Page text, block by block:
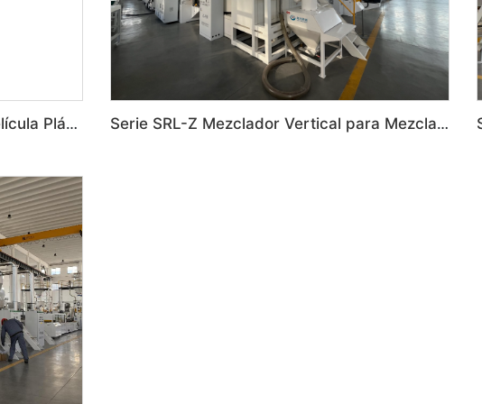
Línea de Lavado Automático de Película Plástica de Desecho PP/PE Serie SRL-Z Mezclador Vertical para Mezcla de Plástico